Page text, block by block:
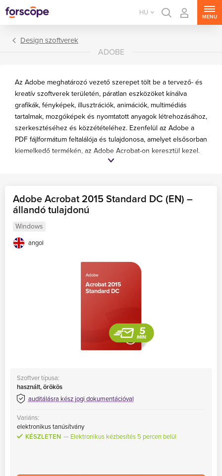
HU
MENU
Design szoftverek
ADOBE
Az Adobe meghatározó vezető szerepet tölt be a tervező- és
kreatív szoftverek területén, páratlan eszközöket kínálva
grafikák, fényképek, illusztrációk, animációk, multimédiás
tartalmak, mozgóképek és nyomtatott anyagok létrehozásához,
szerkesztéséhez és közzétételéhez. Ezenfelül az Adobe a
PDF fájlformátum feltalálója és tulajdonosa, amelyet elsősorban
kiemelkedő termékén, az Adobe Acrobat-on keresztül kezel.
Ez az átfogó alkalmazáscsalád lehetővé teszi a felhasználók
kezelését.
Érdekli olyan Adobe-termékek, amelyeket nem talál a
portfóliónkban (például Photoshop CS6, Illustrator CS6 stb.)?
Vagy vannak olyan Adobe-termékei, amelyekre már nincs
szüksége, és szeretné eladni?
Adobe Acrobat 2015 Standard DC (EN) –
állandó tulajdonú
Windows
angol
Szoftver típusa:
használt, örökös
auditálásra kész jogi dokumentációval
Variáns:
elektronikus tanúsítvány
KÉSZLETEN
Elektronikus kézbesítés 5 percen belül